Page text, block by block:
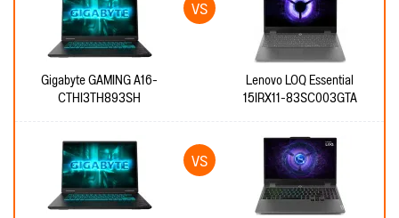
Gigabyte GAMING A16-
CTHI3TH893SH
Lenovo LOQ Essential
15IRX11-83SC003GTA